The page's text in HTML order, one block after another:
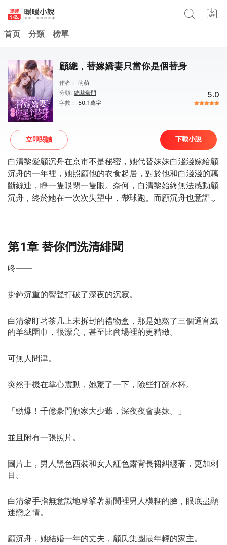
首页 分類 榜單
顧總，替嫁嬌妻只當你是個替身
作者： 萌萌
分類: 總裁豪門
字數： 50.1萬字
5.0
立即閱讀 下載小說
白清黎愛顧沉舟在京市不是秘密，她代替妹妹白淺淺嫁給顧
沉舟的一年裡，她照顧他的衣食起居，對於他和白淺淺的藕
斷絲連，睜一隻眼閉一隻眼。奈何，白清黎始終無法感動顧
沉舟，終於她在一次次失望中，帶球跑。而顧沉舟也意識
邊。「白清黎，你休想逃出我的手掌心！」
第1章 替你們洗清緋聞
咚——
掛鐘沉重的響聲打破了深夜的沉寂。
白清黎盯著茶几上未拆封的禮物盒，那是她熬了三個通宵織
的羊絨圍巾，很漂亮，甚至比商場裡的更精緻。
可無人問津。
突然手機在掌心震動，她驚了一下，險些打翻水杯。
「勁爆！千億豪門顧家大少爺，深夜夜會妻妹。」
並且附有一張照片。
圖片上，男人黑色西裝和女人紅色露背長裙糾纏著，更加刺
目。
白清黎手指無意識地摩挲著新聞裡男人模糊的臉，眼底盡顯
迷戀之情。
顧沉舟，她結婚一年的丈夫，顧氏集團最年輕的家主。